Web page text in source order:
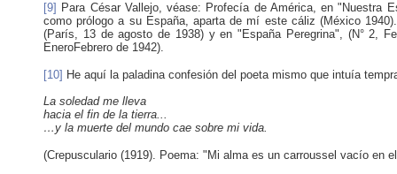
[9] Para César Vallejo, véase: Profecía de América, en "Nuestra
como prólogo a su España, aparta de mí este cáliz (México
(París, 13 de agosto de 1938) y en "España Peregrina", (N° 2,
EneroFebrero de 1942).
[10] He aquí la paladina confesión del poeta mismo que intuía
La soledad me lleva
hacia el fin de la tierra...
…y la muerte del mundo cae sobre mi vida.
(Crepusculario (1919). Poema: "Mi alma es un carroussel vacío en